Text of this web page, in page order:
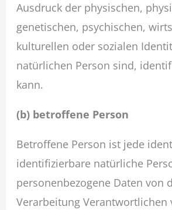
Ausdruck der physischen,
genetischen, psychischen,
kulturellen oder sozialen
natürlichen Person sind,
kann.
(b) betroffene Person
Betroffene Person ist jede
identifizierbare natürliche
personenbezogene Daten von
Verarbeitung Verantwortlichen